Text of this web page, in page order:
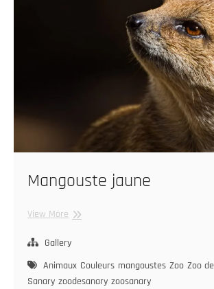
Mangouste jaune
View More Mangouste
Gallery
Animaux Couleurs mangoustes Zoo Zoo de
Sanary zoodesanary zoosanary